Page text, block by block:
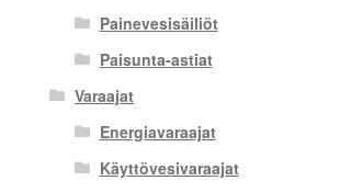
Painevesisäiliöt
Paisunta-astiat
Varaajat
Energiavaraajat
Käyttövesivaraajat